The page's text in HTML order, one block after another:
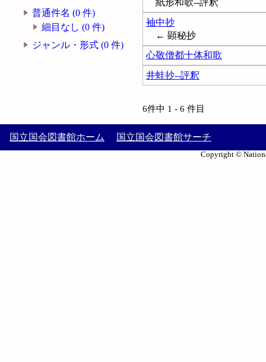
普通件名 (0 件)
細目なし (0 件)
ジャンル・形式 (0 件)
紙形和歌--評釈
袖中抄
← 顕秘抄
心敬僧都十体和歌
井蛙抄--評釈
6件中 1 - 6 件目
国立国会図書館ホーム 国立国会図書館サーチ
Copyright ©